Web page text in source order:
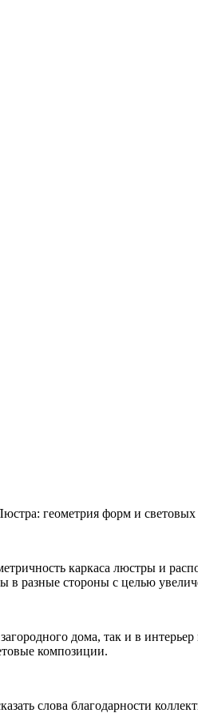
геометрия форм и световых
каркаса люстры и
разные стороны с целью
дома, так и в
композиции.
слова благодарности